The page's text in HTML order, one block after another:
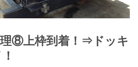
理⑧上枠到着！⇒ドッキ